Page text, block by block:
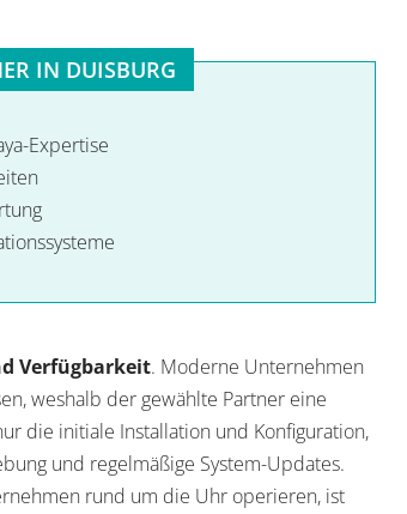
IN DUISBURG
Expertise
Verfügbarkeit. Moderne Unternehmen
weshalb der gewählte Partner eine
die initiale Installation und Konfiguration,
und regelmäßige System-Updates.
rund um die Uhr operieren, ist